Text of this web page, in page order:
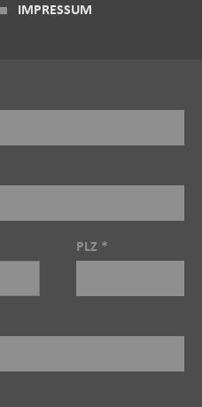
IMPRESSUM
PLZ *